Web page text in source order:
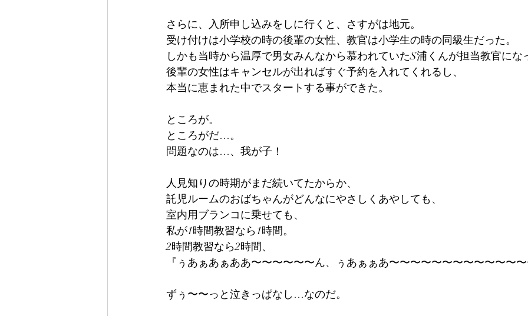
さらに、入所申し込みをしに行くと、さすがは地元。
受け付けは小学校の時の後輩の女性、教官は小学生の時の同級生だった。
しかも当時から温厚で男女みんなから慕われていたS浦くんが担当教官にな
後輩の女性はキャンセルが出ればすぐ予約を入れてくれるし、
本当に恵まれた中でスタートする事ができた。
ところが。
ところがだ…。
問題なのは…、我が子！
人見知りの時期がまだ続いてたからか、
託児ルームのおばちゃんがどんなにやさしくあやしても、
室内用ブランコに乗せても、
私が1時間教習なら1時間。
2時間教習なら2時間、
『ぅあぁあぁああ〜〜〜〜〜〜ん、ぅあぁぁあ〜〜〜〜〜〜〜〜〜〜〜〜
ずぅ〜〜っと泣きっぱなし…なのだ。